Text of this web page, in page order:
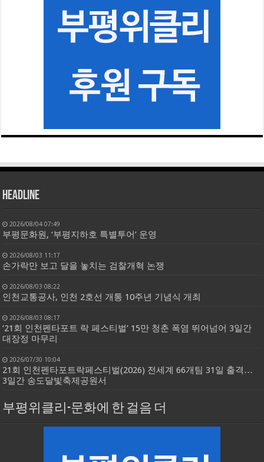
HEADLINE
2026/08/04 07:49
부평문화원, ‘부평지하호 특별투어’ 운영
2026/08/03 11:17
손가락만 보고 달을 놓치는 검찰개혁 논쟁
2026/08/03 08:22
인천교통공사, 인천 2호선 개통 10주년 기념식 개최
2026/08/03 08:17
‘21회 인천펜타포트 락 페스티벌’ 15만 청춘 폭염 뛰어넘어 3일간
대장정 마무리
2026/07/30 10:04
21회 인천펜타포트락페스티벌(2026) 전세계 66개팀 31일 출격…
3일간 송도달빛축제공원서
부평위클리-문화에 한 걸음 더